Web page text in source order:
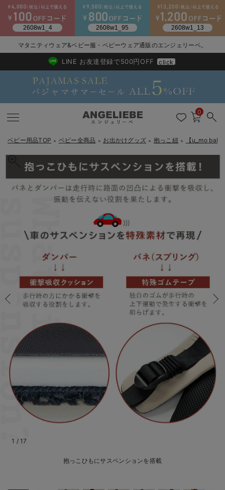
戻る
新生児服全て
コンビ肌着・新生児/ベビー肌着
ツーウェイオール・2WAYオール（新生児）
戻る
ベビー服全て
ベビー ワンピース
ベビー パンツ
ベビー スカート
ベビー アウター
ベビー セットアップ
スタイ・よだれかけ（新生児・ベビー）
ベビー帽子（新生児・乳児）
新生児スリーパー・ベビーパジャマ
戻る
シーズンアイテム全て
ベビー袴
戻る
ベビー・新生児 寝具全て
ベビー ブランケット・タオルケット
おくるみ（新生児）
戻る
ベビー 雑貨全て
子育て便利家電
プレイマット・ベビー マット
ベビー安全グッズ
メモリアルグッズ
授乳・調乳・お食事
哺乳瓶
赤ちゃん 洗剤・洗濯用品・お掃除
赤ちゃん お風呂・ベビースキンケア
おむつ関連グッズ
戻る
お出かけグッズ全て
抱っこ紐
戻る
ベビー｜季節の特集全て
夏のお役立ちベビーウェア
シンカーパイル特集
ベビーの動物なりきり特集
ベビー 夏のお役立ちグッズ特集
袴ロンパース特集
戻る
アウトレット全て
【アウトレット】トップス・授乳トップス
【アウトレット】ボトムス
【アウトレット】パジャマ
【アウトレット】インナー
戻る
特集全て
透け防止
見えてもカワイイ
冷房対策
Tシャツブラ
ブラトップ
親子セット
快適機能ウェア特集 トップス
快適機能ウェア特集 ボトムス
快適機能ウェア特集 パジャマ
erbaviva（エルバビーバ）
戻る
再入荷全て
再入荷｜アウター
戻る
送料無料アイテム全て
トップス
パンツ
スカート
パジャマ
インナー
ベビー
戻る
ブラキャミ おまとめ
MAX55%OFF ブラックフ
戻る
【37周年祭セール】
【37周年祭セール】
戻る
気温差別オススメア
【〜10℃】3月中旬
戻る
涼しくて可愛い「ワ
戻る
戻る
マタニティウェア
戻る
こだわりの履き心地
デニム
レギンス
オフィス
戻る
きれいめトップス派
きれいめスカート派
きれいめ美脚パンツ派
ツィード派
王道シンプル派
セットアップ派
戻る
出産準備応援割全て
マタニティインナー
ベビー
戻る
【オフィスカジュア
戻る
パンツタイプ
戻る
【フォーマル】ボト
【フォーマル】トッ
戻る
【ベビー】半袖
【ベビー】グッズ
戻る
2WAYオール
コンビ肌着
短肌着
セット
戻る
快適ウェア10%OFF
戻る
春のマタニティワン
Aライン ・フレアワ
Iライン ・タイトシ
ジャンパースカート/
ワーク・オフィス
カジュアル
フォーマル / オケー
あったかアイテム｜
戻る
Gift Selection 出産
〜5,000円（税込）
〜10,000円（税込）
10,001円（税込）〜
女の子におススメの
男の子におススメの
定番ギフト
もらって嬉しいギフト
かわいくておもしろ
何枚あっても嬉しい
長く使えるアイテム
戻る
冬の冷え対策インナ
綿混素材
腹巻・ひざ上パンツ
保温&リカバリー
レギンス・タイツ
カップ付きインナー
あったか度◎
裏起毛素材
戻る
入院準備の持ち物チ
赤ちゃんへ使うもの
産後に使うグッズ
戻る
冬のあったか特集全て
【冬のあったか特集
【冬のあったか特集
【冬のあったか特集
マタニティウェア&ベビー服・ベビーウェア通販のエンジェリーベ。
2026/NewArrival
送料495円(一部地域を除く) 7,700円以上で送料無料
LINE お友達登録で500円OFF click
0
ベビー用品TOP ＞ ベビー全商品 ＞ お出かけグッズ ＞ 抱っこ紐 ＞ 【u_mo
抱っこひもにサスペンションを搭載
1 / 17